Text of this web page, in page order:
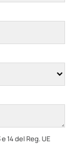
14 del Reg. UE